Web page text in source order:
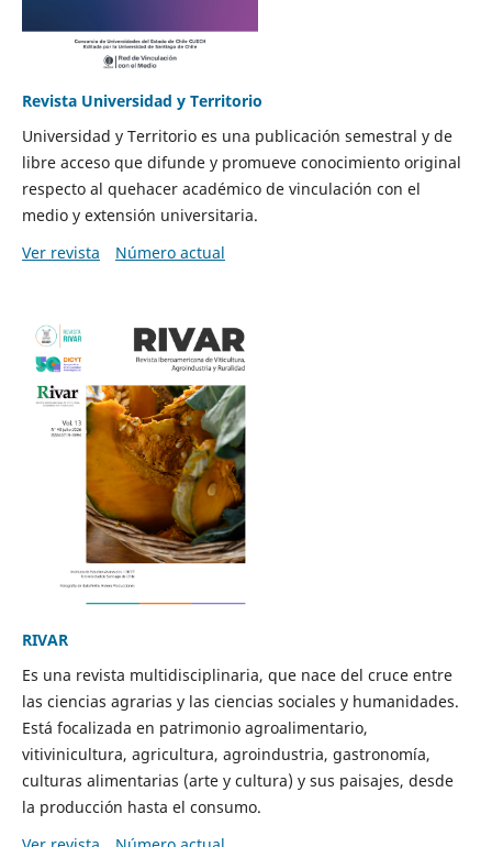
Revista Universidad y Territorio
Universidad y Territorio es una publicación semestral y de
libre acceso que difunde y promueve conocimiento original
respecto al quehacer académico de vinculación con el
medio y extensión universitaria.
Ver revista
Número actual
RIVAR
Es una revista multidisciplinaria, que nace del cruce entre
las ciencias agrarias y las ciencias sociales y humanidades.
Está focalizada en patrimonio agroalimentario,
vitivinicultura, agricultura, agroindustria, gastronomía,
culturas alimentarias (arte y cultura) y sus paisajes, desde
la producción hasta el consumo.